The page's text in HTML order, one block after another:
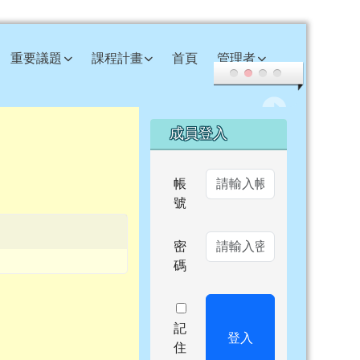
重要議題 課程計畫 首頁 管理者
右邊區域內容
成員登入
帳
號
密
碼
記
住
登入